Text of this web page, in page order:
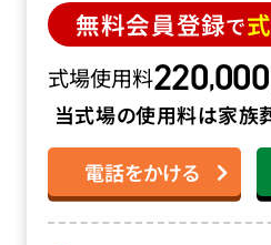
無料会員登録で
式場使用料220,000
当式場の使用料は家族
電話をかける